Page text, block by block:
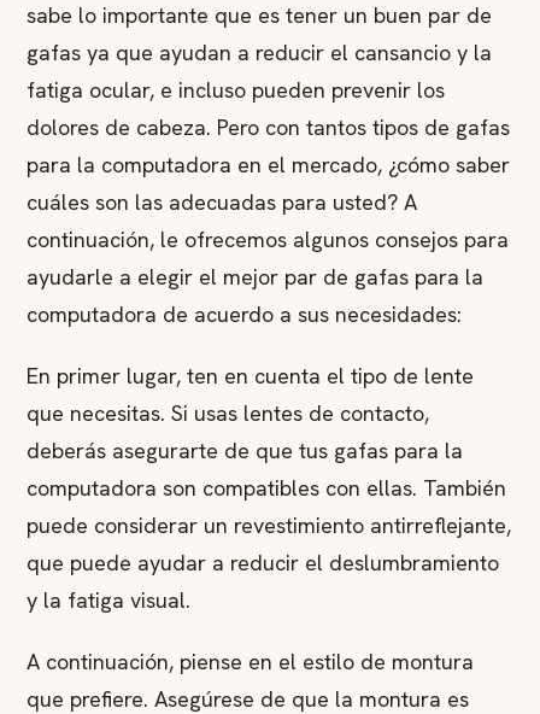
sabe lo importante que es tener un buen par de
gafas ya que ayudan a reducir el cansancio y la
fatiga ocular, e incluso pueden prevenir los
dolores de cabeza. Pero con tantos tipos de gafas
para la computadora en el mercado, ¿cómo saber
cuáles son las adecuadas para usted? A
continuación, le ofrecemos algunos consejos para
ayudarle a elegir el mejor par de gafas para la
computadora de acuerdo a sus necesidades:
En primer lugar, ten en cuenta el tipo de lente
que necesitas. Si usas lentes de contacto,
deberás asegurarte de que tus gafas para la
computadora son compatibles con ellas. También
puede considerar un revestimiento antirreflejante,
que puede ayudar a reducir el deslumbramiento
y la fatiga visual.
A continuación, piense en el estilo de montura
que prefiere. Asegúrese de que la montura es